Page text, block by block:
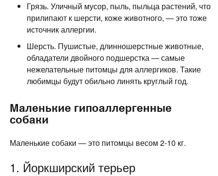
Грязь. Уличный мусор, пыль, пыльца растений, что
прилипают к шерсти, коже животного, — это тоже
источник аллергии.
Шерсть. Пушистые, длинношерстные животные,
обладатели двойного подшерстка — самые
нежелательные питомцы для аллергиков. Такие
любимцы будут обильно линять круглый год.
Маленькие гипоаллергенные
собаки
Маленькие собаки — это питомцы весом 2-10 кг.
1. Йоркширский терьер